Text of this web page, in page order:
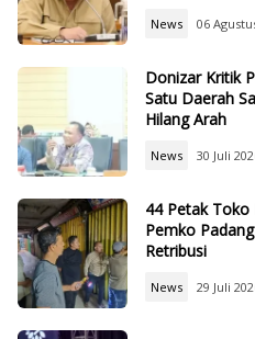
News 06
Donizar Kritik
Satu Daerah
Hilang Arah
News 30 Juli
44 Petak Toko
Pemko
Retribusi
News 29 Juli